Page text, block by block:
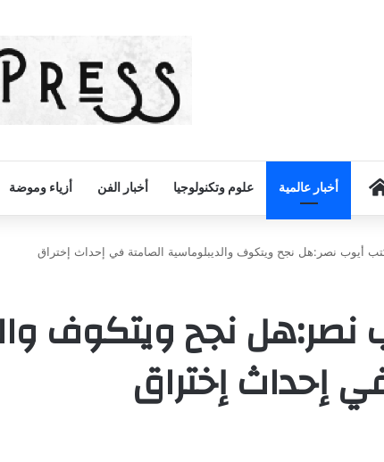
أخبار الكويت
أخبار عالمية علوم وتكنولوجيا أخبار الفن أزياء وموضة
أيوب نصر:هل نجح ويتكوف والديبلوماسية الصامتة في إحداث إختراق
نجح ويتكوف
إحداث إختراق